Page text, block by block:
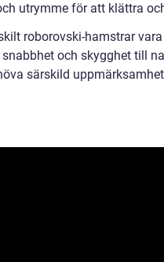
utrymme för att klättra
roborovski-hamstrar vara
och skygghet till
särskild